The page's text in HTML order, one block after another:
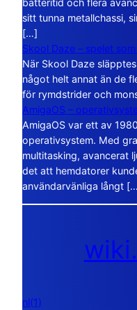
batteritid och flera
sitt tunna metallchassi,
[…]
Skool Daze – spelet
När Skool Daze
något helt annat än de
för rymdstrider och
AmigaOS –
AmigaOS var ett av
operativsystem. Med
multitasking, avancerat
det att hemdatorer
användarvänliga långt
nl(1)